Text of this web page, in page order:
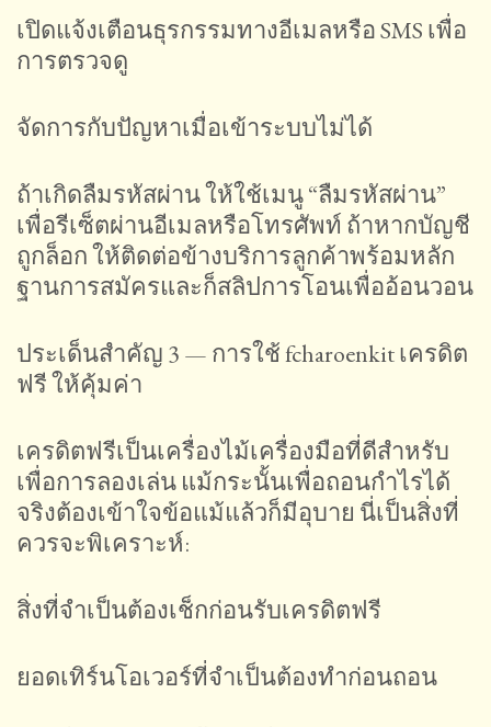
เปิดแจ้งเตือนธุรกรรมทางอีเมลหรือ SMS เพื่อ
การตรวจดู
จัดการกับปัญหาเมื่อเข้าระบบไม่ได้
ถ้าเกิดลืมรหัสผ่าน ให้ใช้เมนู “ลืมรหัสผ่าน”
เพื่อรีเซ็ตผ่านอีเมลหรือโทรศัพท์ ถ้าหากบัญชี
ถูกล็อก ให้ติดต่อข้างบริการลูกค้าพร้อมหลัก
ฐานการสมัครและก็สลิปการโอนเพื่ออ้อนวอน
ประเด็นสำคัญ 3 — การใช้ fcharoenkit เครดิต
ฟรี ให้คุ้มค่า
เครดิตฟรีเป็นเครื่องไม้เครื่องมือที่ดีสำหรับ
เพื่อการลองเล่น แม้กระนั้นเพื่อถอนกำไรได้
จริงต้องเข้าใจข้อแม้แล้วก็มีอุบาย นี่เป็นสิ่งที่
ควรจะพิเคราะห์:
สิ่งที่จำเป็นต้องเช็กก่อนรับเครดิตฟรี
ยอดเทิร์นโอเวอร์ที่จำเป็นต้องทำก่อนถอน